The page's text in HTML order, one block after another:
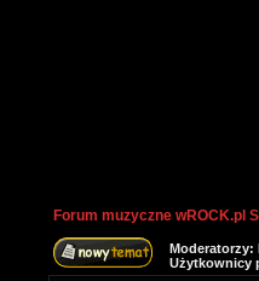
Forum muzyczne wROCK.pl
Moderatorzy:
Użytkownicy